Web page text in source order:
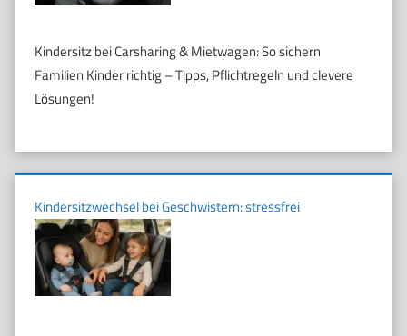
Kindersitz bei Carsharing & Mietwagen: So sichern
Familien Kinder richtig – Tipps, Pflichtregeln und clevere
Lösungen!
Kindersitzwechsel bei Geschwistern: stressfrei